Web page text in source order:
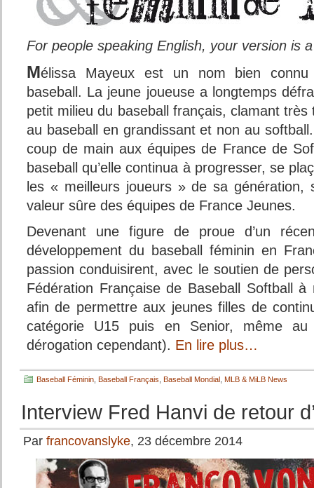
For people speaking English, your version is
Mélissa Mayeux est un nom bien
baseball. La jeune joueuse a longtemps
petit milieu du baseball français, clamant très
au baseball en grandissant et non au
coup de main aux équipes de France de
baseball qu’elle continua à progresser, se
les « meilleurs joueurs » de sa génération,
valeur sûre des équipes de France Jeunes.
Devenant une figure de proue d’un
développement du baseball féminin en
passion conduisirent, avec le soutien de
Fédération Française de Baseball Softball à
afin de permettre aux jeunes filles de
catégorie U15 puis en Senior, même au
dérogation cependant). En lire plus…
Baseball Féminin Baseball Français Baseball Mondial MLB & MiLB News
Interview Fred Hanvi de retour
Par francovanslyke, 23 décembre 2014